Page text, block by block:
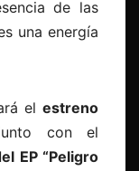
de las
una energía
el estreno
con el
EP “Peligro